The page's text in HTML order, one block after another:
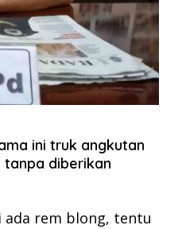
ini truk angkutan
diberikan
ada rem blong, tentu